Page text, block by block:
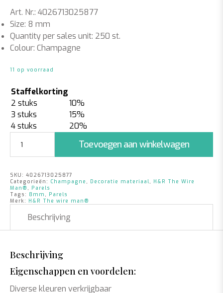
Art. Nr.: 4026713025877
Size: 8 mm
Quantity per sales unit: 250 st.
Colour: Champagne
11 op voorraad
Staffelkorting
2 stuks
10%
3 stuks
15%
4 stuks
20%
Champagne
|
|
250
stuks
Toevoegen aan winkelwagen
SKU: 4026713025877
Categorieën: Champagne , Decoratie materiaal, H&R The Wire
Man® , Parels
Tags: 8mm , Parels
Merk: H&R The wire man®
Beschrijving
Beschrijving
Eigenschappen en voordelen:
Diverse kleuren verkrijgbaar